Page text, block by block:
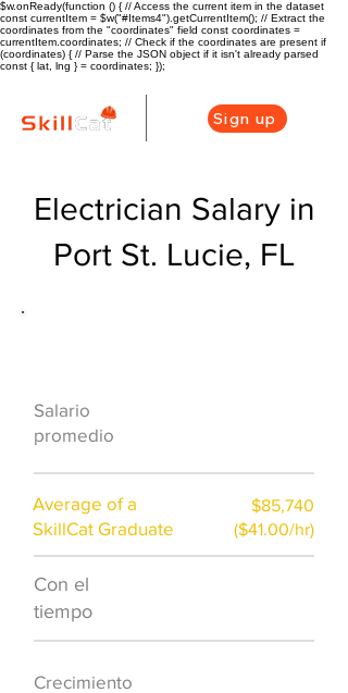
$w.onReady(function () { // Access the current item in the dataset
const currentItem = $w("#Items4").getCurrentItem(); // Extract the
coordinates from the "coordinates" field const coordinates =
currentItem.coordinates; // Check if the coordinates are present if
(coordinates) { // Parse the JSON object if it isn't already parsed
const { lat, lng } = coordinates; });
Sign up
Electrician Salary in
Port St. Lucie, FL
Salario
promedio
Average of a
SkillCat Graduate
$85,740
($41.00/hr)
Con el
tiempo
Crecimiento